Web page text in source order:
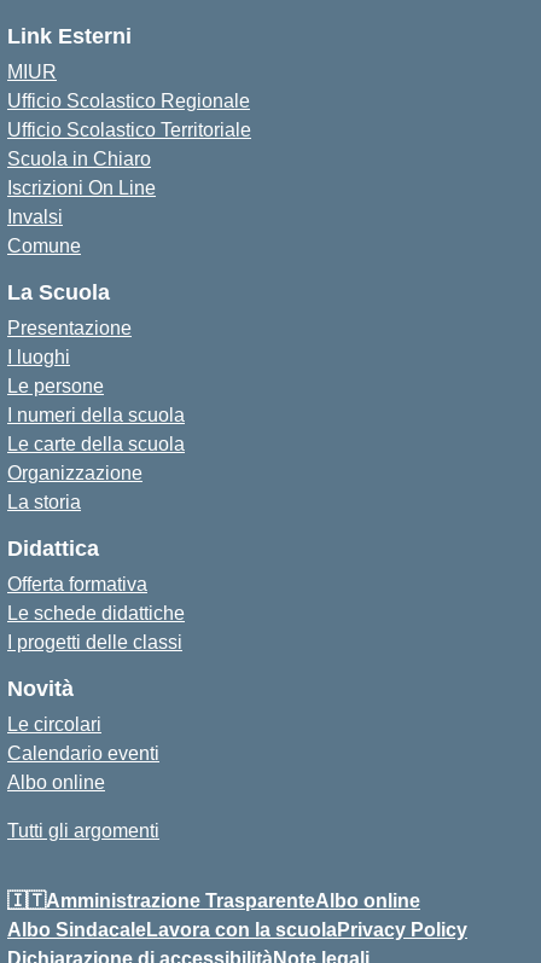
Link Esterni
MIUR
Ufficio Scolastico Regionale
Ufficio Scolastico Territoriale
Scuola in Chiaro
Iscrizioni On Line
Invalsi
Comune
La Scuola
Presentazione
I luoghi
Le persone
I numeri della scuola
Le carte della scuola
Organizzazione
La storia
Didattica
Offerta formativa
Le schede didattiche
I progetti delle classi
Novità
Le circolari
Calendario eventi
Albo online
Tutti gli argomenti
🇮🇹Amministrazione TrasparenteAlbo online
Albo SindacaleLavora con la scuolaPrivacy Policy
Dichiarazione di accessibilità Note legali